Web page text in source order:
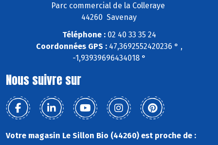
Parc commercial de la Colleraye
44260 Savenay
Téléphone :02 40 33 35 24
Coordonnées GPS :47,3692552420236 ° ,
-1,93939696434018 °
Nous suivre sur
Votre magasin Le Sillon Bio (44260) est proche de :